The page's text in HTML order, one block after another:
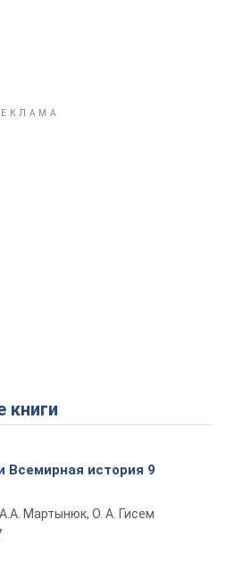
книги
Всемирная история 9
А.А. Мартынюк, О. А. Гисем